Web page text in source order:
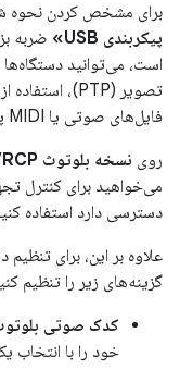
برای مشخص کردن نحوه
پیکربندی USB»
فایل‌های صوتی یا MIDI پیکربندی کنید.
روی نسخه بلوتوث AVRCP
دسترسی دارد استفاده
علاوه بر این، برای
گزینه‌های زیر را تنظیم
کدک صوتی
خود را با انتخاب